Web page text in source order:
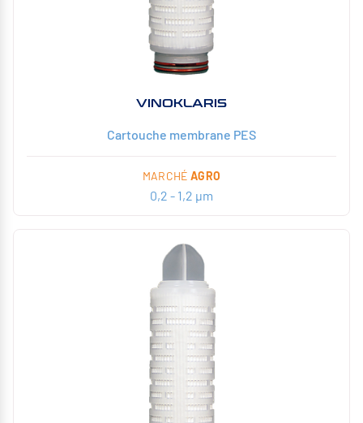
VINOKLARIS
Cartouche membrane PES
MARCHÉ AGRO
0,2 - 1,2 µm